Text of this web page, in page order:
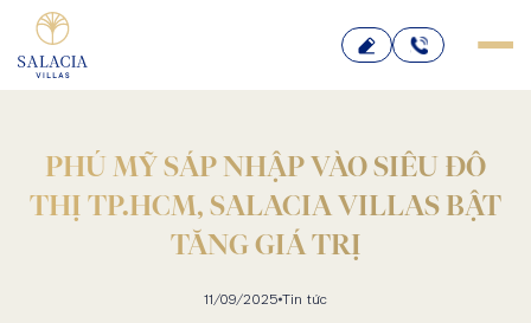
nội
PHÚ MỸ SÁP NHẬP VÀO SIÊU ĐÔ
THỊ TP.HCM, SALACIA VILLAS BẬT
TĂNG GIÁ TRỊ
11/09/2025 Tin tức